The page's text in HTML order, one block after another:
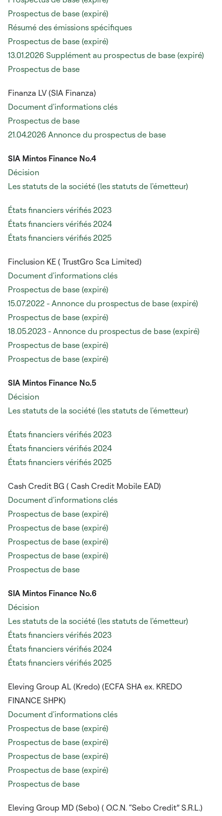
Prospectus de base (expiré)
Résumé des émissions spécifiques
Prospectus de base (expiré)
13.01.2026 Supplément au prospectus de base (expiré)
Prospectus de base
Finanza LV (SIA Finanza)
Document d'informations clés
Prospectus de base
21.04.2026 Annonce du prospectus de base
SIA Mintos Finance No.4
Décision
Les statuts de la société (les statuts de l'émetteur)
États financiers vérifiés 2023
États financiers vérifiés 2024
États financiers vérifiés 2025
Finclusion KE ( TrustGro Sca Limited)
Document d'informations clés
Prospectus de base (expiré)
15.07.2022 - Annonce du prospectus de base (expiré)
Prospectus de base (expiré)
18.05.2023 - Annonce du prospectus de base (expiré)
Prospectus de base (expiré)
Prospectus de base (expiré)
SIA Mintos Finance No.5
Décision
Les statuts de la société (les statuts de l'émetteur)
États financiers vérifiés 2023
États financiers vérifiés 2024
États financiers vérifiés 2025
Cash Credit BG ( Cash Credit Mobile EAD)
Document d'informations clés
Prospectus de base (expiré)
Prospectus de base (expiré)
Prospectus de base (expiré)
Prospectus de base (expiré)
Prospectus de base
SIA Mintos Finance No.6
Décision
Les statuts de la société (les statuts de l'émetteur)
États financiers vérifiés 2023
États financiers vérifiés 2024
États financiers vérifiés 2025
Eleving Group AL (Kredo) (ECFA SHA ex. KREDO
FINANCE SHPK)
Document d'informations clés
Prospectus de base (expiré)
Prospectus de base (expiré)
Prospectus de base (expiré)
Prospectus de base (expiré)
Prospectus de base
Eleving Group MD (Sebo) ( O.C.N. “Sebo Credit” S.R.L.)